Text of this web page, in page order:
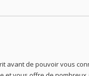
avant de pouvoir vous